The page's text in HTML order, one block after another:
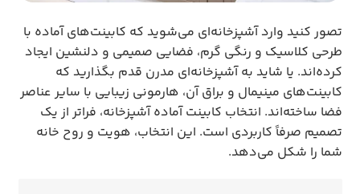
تصور کنید وارد آشپزخانه‌ای می‌شوید که کابینت‌های آماده با
طرحی کلاسیک و رنگی گرم، فضایی صمیمی و دلنشین ایجاد
کرده‌اند. یا شاید به آشپزخانه‌ای مدرن قدم بگذارید که
کابینت‌های مینیمال و براق آن، هارمونی زیبایی با سایر عناصر
فضا ساخته‌اند. انتخاب کابینت آماده آشپزخانه، فراتر از یک
تصمیم صرفاً کاربردی است. این انتخاب، هویت و روح خانه
شما را شکل می‌دهد.